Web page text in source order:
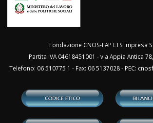
Fondazione CNOS-FAP ETS Impresa
Partita IVA 04618451001 - via Appia Antica
Telefono: 06 510775 1 - Fax: 06 5137028 - PEC: